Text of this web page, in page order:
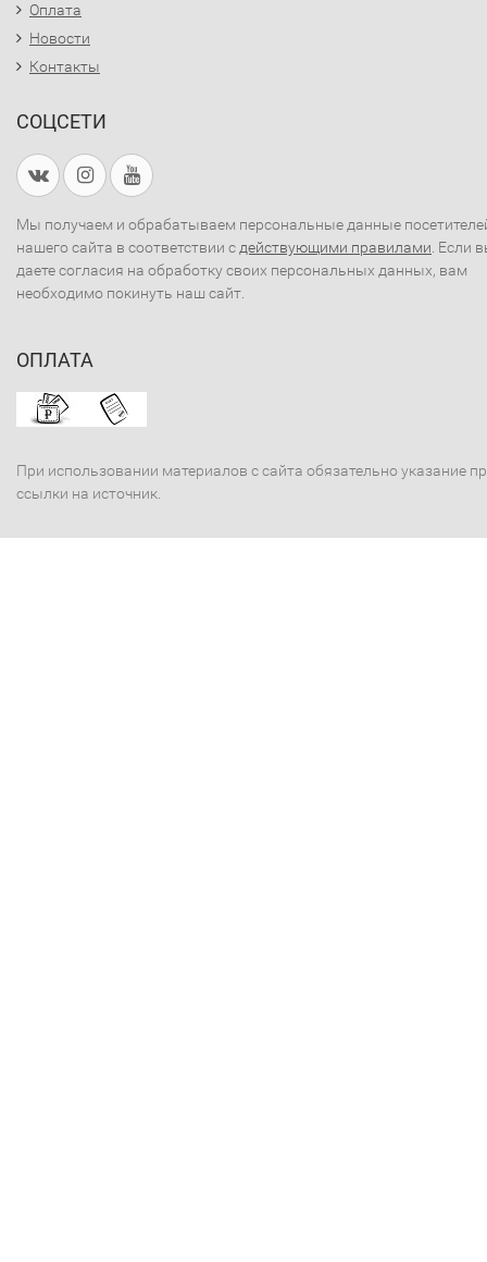
Оплата
Новости
Контакты
СОЦСЕТИ
Мы получаем и обрабатываем персональные данные
нашего сайта в соответствии с действующими правилами . Если
даете согласия на обработку своих персональных данных, вам
необходимо покинуть наш сайт.
ОПЛАТА
При использовании материалов с сайта обязательно указание
ссылки на источник.